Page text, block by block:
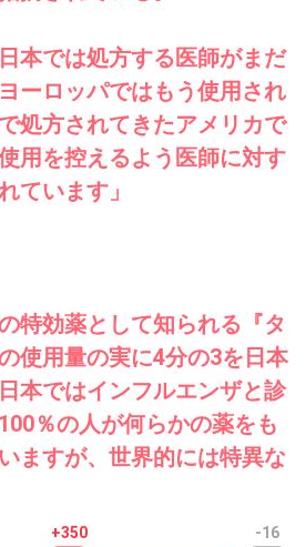
本では処方する医師がまだ
ーロッパではもう使用され
処方されてきたアメリカで
用を控えるよう医師に対す
ています」
特効薬として知られる『タ
使用量の実に4分の3を日本
本ではインフルエンザと診
％の人が何らかの薬をも
ますが、世界的には特異な
+350 -16